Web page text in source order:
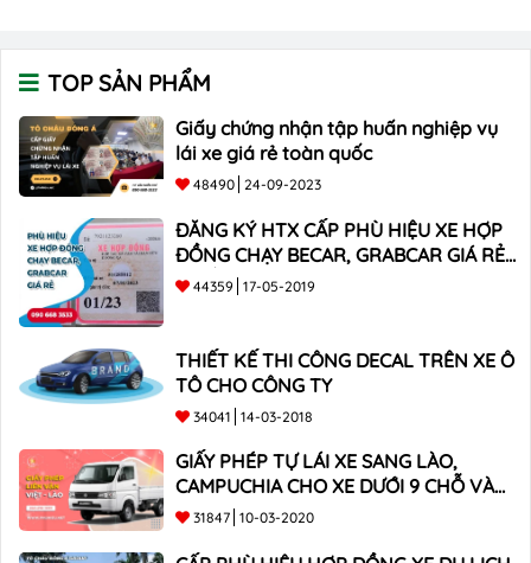
TOP SẢN PHẨM
Giấy chứng nhận tập huấn nghiệp vụ
lái xe giá rẻ toàn quốc
48490 24-09-2023
ĐĂNG KÝ HTX CẤP PHÙ HIỆU XE HỢP
ĐỒNG CHẠY BECAR, GRABCAR GIÁ RẺ
NHẤT
44359 17-05-2019
THIẾT KẾ THI CÔNG DECAL TRÊN XE Ô
TÔ CHO CÔNG TY
34041 14-03-2018
GIẤY PHÉP TỰ LÁI XE SANG LÀO,
CAMPUCHIA CHO XE DƯỚI 9 CHỖ VÀ
XE BÁN TẢI
31847 10-03-2020